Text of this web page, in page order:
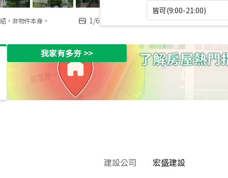
，非物件本身。 1/6
皆可(9:00-21:00)
我家有多夯>>
建設公司
宏盛建設